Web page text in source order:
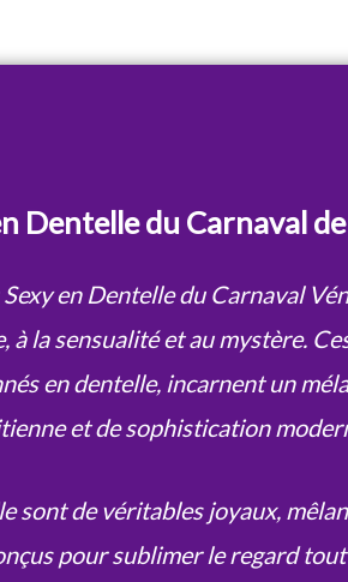
Dentelle du Carnaval
en Dentelle du Carnaval
à la sensualité et au mystère.
en dentelle, incarnent un
et de sophistication
sont de véritables joyaux,
pour sublimer le regard